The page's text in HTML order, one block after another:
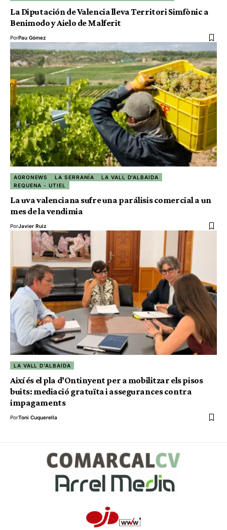
La Diputación de Valencia lleva Territori Simfònic a
Benimodo y Aielo de Malferit
PorPau Gómez
AGRONEWS LA SERRANÍA
LA VALL D'ALBAIDA
REQUENA - UTIEL
La uva valenciana sufre una parálisis comercial a un
mes de la vendimia
PorJavier Ruiz
LA VALL D'ALBAIDA
Així és el pla d’Ontinyent per a mobilitzar els pisos
buits: mediació gratuïta i assegurances contra
impagaments
PorToni Cuquerella